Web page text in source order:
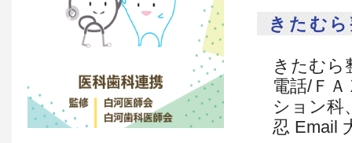
きたむ
きたむら
電話/Ｆ
ション
忍 Email